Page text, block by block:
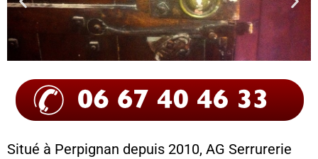
Situé à Perpignan depuis 2010, AG Serrurerie